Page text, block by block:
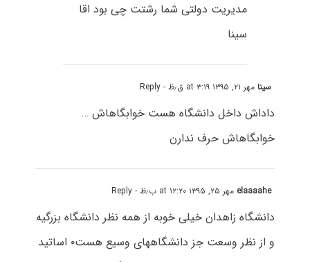
مدیریت دولتی شما رشتت چی بود اقا
سینا
سینامهر ۲۱, ۱۳۹۵ at ۳:۱۹ ق٫ظ - Reply
داداش داخل دانشگاه هست خوابگاهاش …
خوابگاهاش حرف ندارن
elaaaahe مهر ۲۵, ۱۳۹۵ at ۱۲:۲۰ ب٫ظ - Reply
دانشگاه زاهدان خیلی خوبه از همه نظر دانشگاه بزرگیه
و از نظر وسعت جز دانشگاههای وسیع هست۰ اساتید